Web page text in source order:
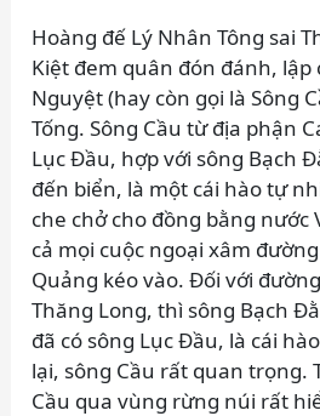
Hoàng đế Lý Nhân Tông sai
Kiệt đem quân đón đánh,
Nguyệt (hay còn gọi là Sông
Tống. Sông Cầu từ địa phận
Lục Đầu, hợp với sông Bạch
đến biển, là một cái hào tự
che chở cho đồng bằng nước
cả mọi cuộc ngoại xâm
Quảng kéo vào. Đối với
Thăng Long, thì sông Bạch
đã có sông Lục Đầu, là cái
lại, sông Cầu rất quan trọng.
Cầu qua vùng rừng núi rất